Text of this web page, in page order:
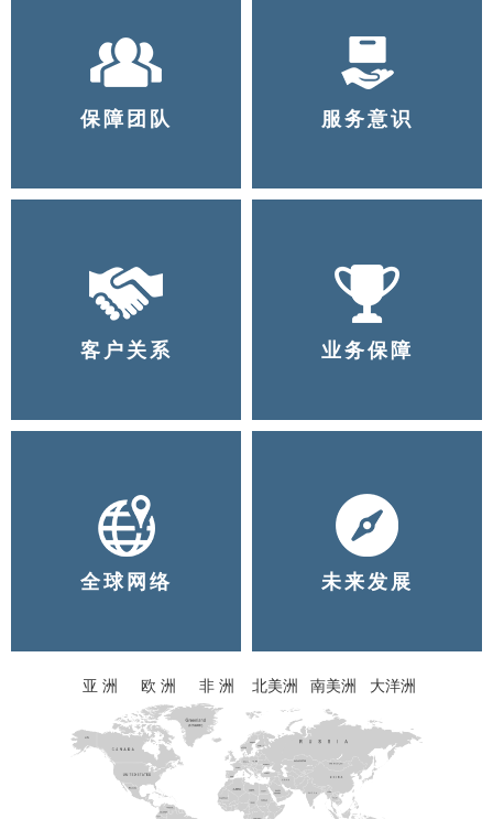
保障团队 服务意识
客户关系 业务保障
全球网络 未来发展
亚 洲 欧 洲 非 洲 北美洲 南美洲 大洋洲